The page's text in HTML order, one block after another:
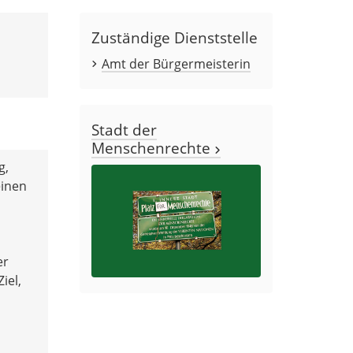
Zuständige Dienststelle
Amt der Bürgermeisterin
Stadt der
Menschenrechte